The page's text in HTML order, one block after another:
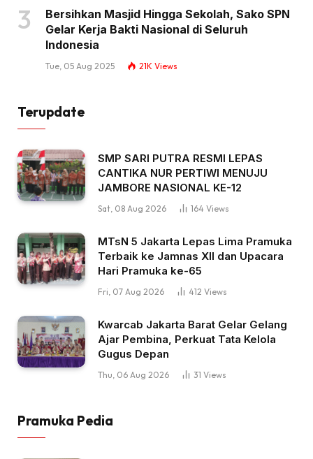
Bersihkan Masjid Hingga Sekolah, Sako SPN
Gelar Kerja Bakti Nasional di Seluruh
Indonesia
Tue, 05 Aug 2025 21K Views
Terupdate
SMP SARI PUTRA RESMI LEPAS
CANTIKA NUR PERTIWI MENUJU
JAMBORE NASIONAL KE-12
Sat, 08 Aug 2026 164 Views
MTsN 5 Jakarta Lepas Lima Pramuka
Terbaik ke Jamnas XII dan Upacara
Hari Pramuka ke-65
Fri, 07 Aug 2026 412 Views
Kwarcab Jakarta Barat Gelar Gelang
Ajar Pembina, Perkuat Tata Kelola
Gugus Depan
Thu, 06 Aug 2026 31 Views
Pramuka Pedia